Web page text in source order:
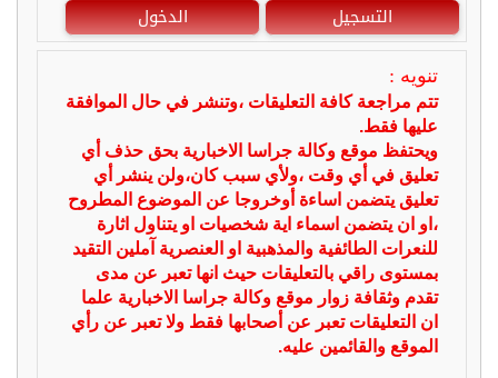
التسجيل الدخول
تنويه :
تتم مراجعة كافة التعليقات ،وتنشر في حال الموافقة
عليها فقط.
ويحتفظ موقع وكالة جراسا الاخبارية بحق حذف أي
تعليق في أي وقت ،ولأي سبب كان،ولن ينشر أي
تعليق يتضمن اساءة أوخروجا عن الموضوع المطروح
،او ان يتضمن اسماء اية شخصيات او يتناول اثارة
للنعرات الطائفية والمذهبية او العنصرية آملين التقيد
بمستوى راقي بالتعليقات حيث انها تعبر عن مدى
تقدم وثقافة زوار موقع وكالة جراسا الاخبارية علما
ان التعليقات تعبر عن أصحابها فقط ولا تعبر عن رأي
الموقع والقائمين عليه.